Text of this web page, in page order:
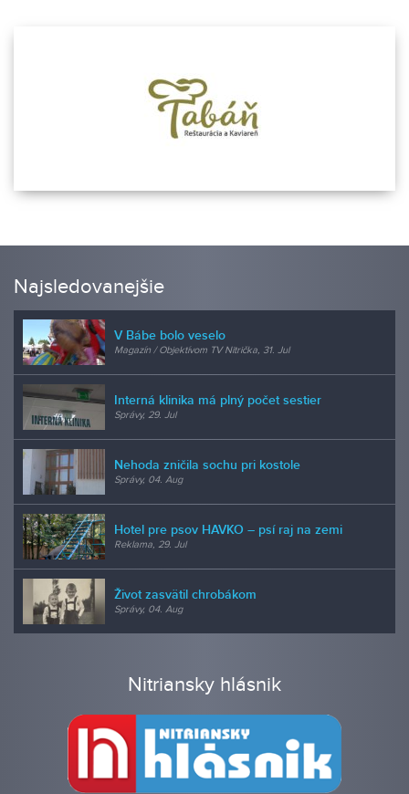
Najsledovanejšie
V Bábe bolo veselo
Magazín / Objektívom TV Nitrička, 31. Jul
Interná klinika má plný počet sestier
Správy, 29. Jul
Nehoda zničila sochu pri kostole
Správy, 04. Aug
Hotel pre psov HAVKO – psí raj na zemi
Reklama, 29. Jul
Život zasvätil chrobákom
Správy, 04. Aug
Nitriansky hlásnik